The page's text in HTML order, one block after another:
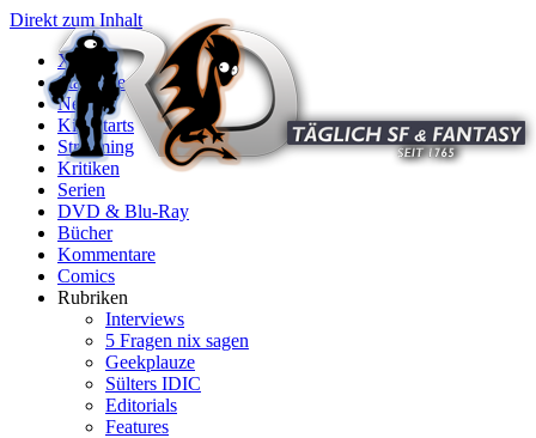
Direkt zum Inhalt
X
Startseite
News
Kinostarts
Streaming
Kritiken
Serien
DVD & Blu-Ray
Bücher
Kommentare
Comics
Rubriken
Interviews
5 Fragen nix sagen
Geekplauze
Sülters IDIC
Editorials
Features